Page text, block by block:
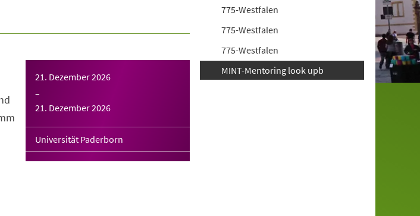
21. Dezember 2026
–
21. Dezember 2026
Universität Paderborn
775-Westfalen
775-Westfalen
775-Westfalen
MINT-Mentoring look upb